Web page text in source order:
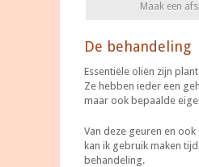
Maak een
De behandeling
Essentiële oliën zijn
Ze hebben ieder een
maar ook bepaalde
Van deze geuren en
kan ik gebruik maken
behandeling.